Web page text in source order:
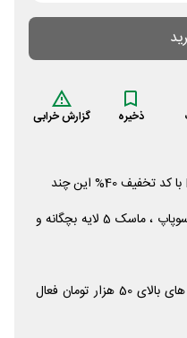
ذخیره گزارش خرابی
با کد تخفیف 40% این چند
فیلتردار و بدون سوپاپ ، ماسک 5 لایه بچگانه و
کد تخفیف فوق برای سفارش های بالای 50 هزار تومان فعال